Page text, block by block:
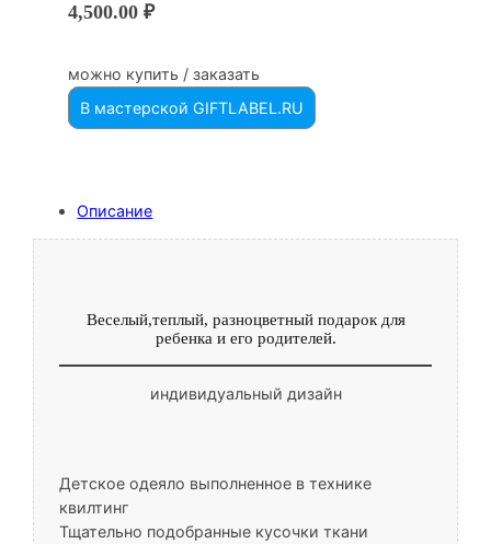
4,500.00₽
можно купить / заказать
В мастерской GIFTLABEL.RU
Описание
Веселый,теплый, разноцветный подарок для
ребенка и его родителей.
индивидуальный дизайн
Детское одеяло выполненное в технике
квилтинг
Тщательно подобранные кусочки ткани